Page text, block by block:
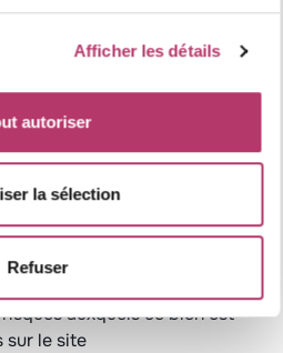
Afficher les détails
autoriser
la sélection
Refuser
auxquels ce bien est
sur le site